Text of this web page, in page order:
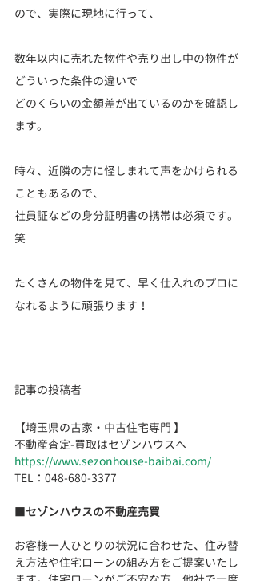
ので、実際に現地に行って、
数年以内に売れた物件や売り出し中の物件が
どういった条件の違いで
どのくらいの金額差が出ているのかを確認し
ます。
時々、近隣の方に怪しまれて声をかけられる
こともあるので、
社員証などの身分証明書の携帯は必須です。
笑
たくさんの物件を見て、早く仕入れのプロに
なれるように頑張ります！
記事の投稿者
【埼玉県の古家・中古住宅専門 】
不動産査定-買取はセゾンハウスへ
https://www.sezonhouse-baibai.com/
TEL：048-680-3377
■セゾンハウスの不動産売買
お客様一人ひとりの状況に合わせた、住み替
え方法や住宅ローンの組み方をご提案いたし